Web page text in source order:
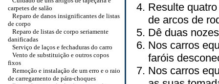
carpetes de salão
Reparo de danos insignificantes de listas
de corpo
Reparo de listas de corpo seriamente
danificadas
Serviço de laços e fechaduras do carro
Vento de substituição e outros copos
fixos
Remoção e instalação de um erro e o raio
de carregamento de pára-choques
Resulte
de arcos de
Dê duas
Nos carros
faróis
Nos carros